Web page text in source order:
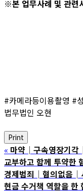
※본 업무사례 및 관련
#카메라등이용촬영 #
법무법인 오현
Print
« 마약│구속영장기각
교부하고 함께 투약한
경제범죄│혐의없음│
현금 수거책 역할을 한